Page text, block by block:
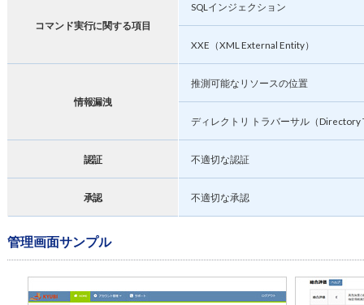
コマンド実行に関する項目
SQLインジェクション
XXE（XML External Entity）
情報漏洩
推測可能なリソースの位置
ディレクトリ トラバーサル（Directory
認証 不適切な認証
承認 不適切な承認
管理画面サンプル